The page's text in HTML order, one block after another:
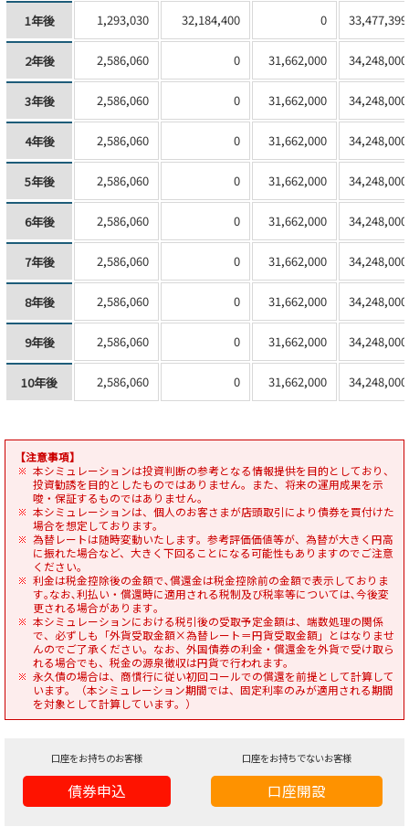
1年後 1,293,030 32,184,400 0 33,477,399
2年後 2,586,060 0 31,662,000 34,248,000
3年後 2,586,060 0 31,662,000 34,248,000
4年後 2,586,060 0 31,662,000 34,248,000
5年後 2,586,060 0 31,662,000 34,248,000
6年後 2,586,060 0 31,662,000 34,248,000
7年後 2,586,060 0 31,662,000 34,248,000
8年後 2,586,060 0 31,662,000 34,248,000
9年後 2,586,060 0 31,662,000 34,248,000
10年後 2,586,060 0 31,662,000 34,248,000
【注意事項】
本シミュレーションは投資判断の参考となる情報提供を目的としており、
投資勧誘を目的としたものではありません。また、将来の運用成果を示
唆・保証するものではありません。
本シミュレーションは、個人のお客さまが店頭取引により債券を買付けた
場合を想定しております。
為替レートは随時変動いたします。参考評価価値等が、為替が大きく円高
に振れた場合など、大きく下回ることになる可能性もありますのでご注意
ください｡
利金は税金控除後の金額で､償還金は税金控除前の金額で表示しておりま
す｡なお､利払い・償還時に適用される税制及び税率等については､今後変
更される場合があります｡
本シミュレーションにおける税引後の受取予定金額は、端数処理の関係
で、必ずしも「外貨受取金額×為替レート＝円貨受取金額」とはなりませ
んのでご了承ください。なお、外国債券の利金・償還金を外貨で受け取ら
れる場合でも、税金の源泉徴収は円貨で行われます。
永久債の場合は、商慣行に従い初回コールでの償還を前提として計算して
います。（本シミュレーション期間では、固定利率のみが適用される期間
を対象として計算しています。）
口座をお持ちのお客様
債券申込
口座をお持ちでないお客様
口座開設